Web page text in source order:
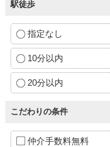
駅徒歩
指定なし
10分以内
20分以内
こだわりの条件
仲介手数料無料